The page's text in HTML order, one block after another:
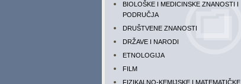
BIOLOŠKE I MEDICINSKE ZNANOSTI I
PODRUČJA
DRUŠTVENE ZNANOSTI
DRŽAVE I NARODI
ETNOLOGIJA
FILM
FIZIKALNO-KEMIJSKE I MATEMATIČKE